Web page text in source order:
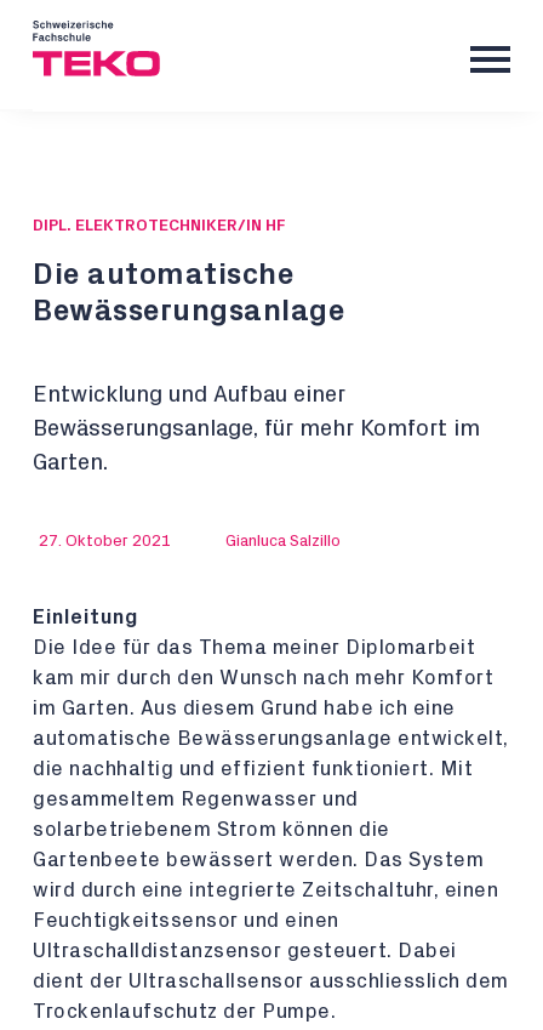
DIPL. ELEKTROTECHNIKER/IN HF
Die automatische
Bewässerungsanlage
Entwicklung und Aufbau einer
Bewässerungsanlage, für mehr Komfort im
Garten.
27. Oktober 2021 Gianluca Salzillo
Einleitung
Die Idee für das Thema meiner Diplomarbeit
kam mir durch den Wunsch nach mehr Komfort
im Garten. Aus diesem Grund habe ich eine
automatische Bewässerungsanlage entwickelt,
die nachhaltig und effizient funktioniert. Mit
gesammeltem Regenwasser und
solarbetriebenem Strom können die
Gartenbeete bewässert werden. Das System
wird durch eine integrierte Zeitschaltuhr, einen
Feuchtigkeitssensor und einen
Ultraschalldistanzsensor gesteuert. Dabei
dient der Ultraschallsensor ausschliesslich dem
Trockenlaufschutz der Pumpe.